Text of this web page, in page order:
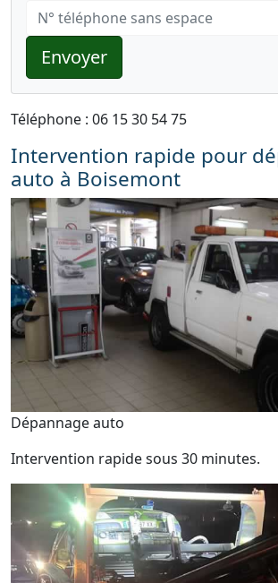
Envoyer
Téléphone : 06 15 30 54 75
Intervention rapide pour
auto à Boisemont
Dépannage auto
Intervention rapide sous 30 minutes.